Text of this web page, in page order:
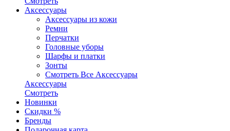
Аксессуары
Аксессуары из кожи
Ремни
Перчатки
Головные уборы
Шарфы и платки
Зонты
Смотреть Все Аксессуары
Аксессуары
Смотреть
Новинки
Скидки %
Бренды